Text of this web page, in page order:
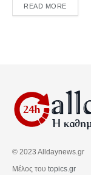
READ MOREDETAILS
© 2023 Alldaynews.gr
Μέλος του topics.gr